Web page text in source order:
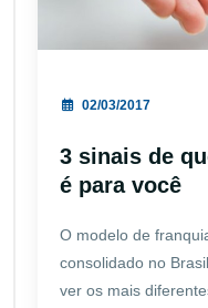
02/03/2017
3 sinais de
é para você
O modelo de
consolidado no
ver os mais